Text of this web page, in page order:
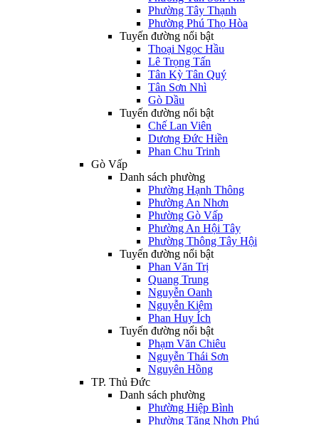
Phường Tây Thạnh
Phường Phú Thọ Hòa
Tuyến đường nổi bật
Thoại Ngọc Hầu
Lê Trọng Tấn
Tân Kỳ Tân Quý
Tân Sơn Nhì
Gò Dầu
Tuyến đường nổi bật
Chế Lan Viên
Dương Đức Hiền
Phan Chu Trinh
Gò Vấp
Danh sách phường
Phường Hạnh Thông
Phường An Nhơn
Phường Gò Vấp
Phường An Hội Tây
Phường Thông Tây Hội
Tuyến đường nổi bật
Phan Văn Trị
Quang Trung
Nguyễn Oanh
Nguyễn Kiệm
Phan Huy Ích
Tuyến đường nổi bật
Phạm Văn Chiêu
Nguyễn Thái Sơn
Nguyên Hồng
TP. Thủ Đức
Danh sách phường
Phường Hiệp Bình
Phường Tăng Nhơn Phú